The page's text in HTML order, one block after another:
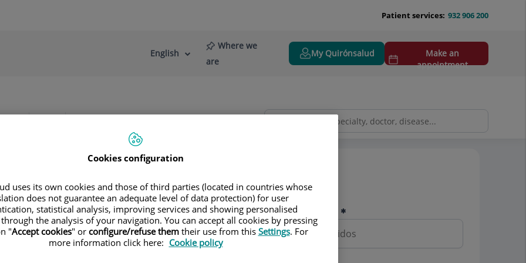
932 906 200
Patient services:
Language
Active
English
Where we
are
My Quirónsalud
Make an
appointment
Russi y Oliver Nombre y apellidos
Cookies configuration
uses its own cookies and those of third parties (located in countries whose
does not guarantee an adequate level of data protection) for user
statistical analysis, improving services and showing personalised
the analysis of your navigation. You can accept all cookies by pressing
"Accept cookies" or configure/refuse themtheir use from this Settings. For
more information click here: Cookie policy